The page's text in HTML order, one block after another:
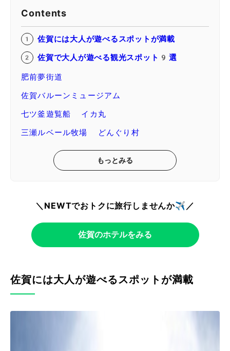
Contents
佐賀には大人が遊べるスポットが満載
佐賀で大人が遊べる観光スポット9選
肥前夢街道
佐賀バルーンミュージアム
七ツ釜遊覧船 イカ丸
三瀬ルベール牧場 どんぐり村
もっとみる
＼NEWTでおトクに旅行しませんか✈️／
佐賀のホテルをみる
佐賀には大人が遊べるスポットが満載